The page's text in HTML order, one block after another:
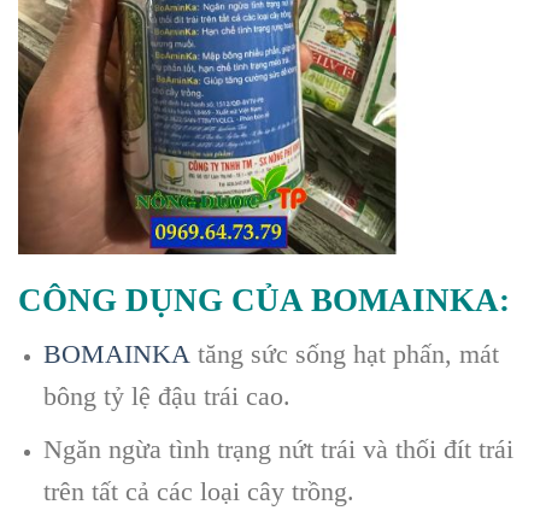
CÔNG DỤNG CỦA BOMAINKA:
BOMAINKA tăng sức sống hạt phấn, mát
bông tỷ lệ đậu trái cao.
Ngăn ngừa tình trạng nứt trái và thối đít trái
trên tất cả các loại cây trồng.